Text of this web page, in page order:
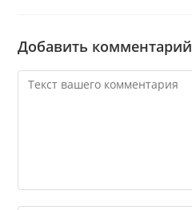
Добавить комментарий